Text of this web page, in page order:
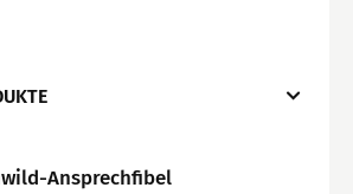
Ansprechfibel